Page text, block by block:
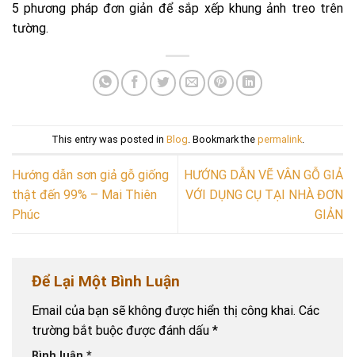
5 phương pháp đơn giản để sắp xếp khung ảnh treo trên
tường.
This entry was posted in Blog . Bookmark the permalink.
Hướng dẫn sơn giả gỗ giống
thật đến 99% – Mai Thiên
Phúc
HƯỚNG DẪN VẼ VÂN GỖ GIẢ
VỚI DỤNG CỤ TẠI NHÀ ĐƠN
GIẢN
Để Lại Một Bình Luận
Email của bạn sẽ không được hiển thị công khai. Các
trường bắt buộc được đánh dấu *